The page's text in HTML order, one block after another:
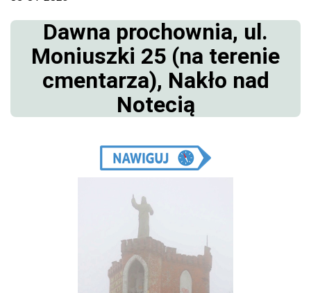
Dawna prochownia, ul.
Moniuszki 25 (na terenie
cmentarza), Nakło nad
Notecią